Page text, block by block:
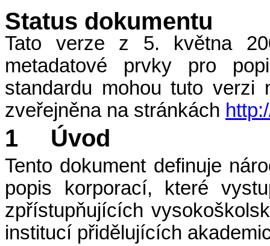
Status dokumentu
Tato verze z 5. května
metadatové prvky pro
standardu mohou tuto verzi
zveřejněna na stránkách
1 Úvod
Tento dokument definuje
popis korporací, které
zpřístupňujících
institucí přidělujících